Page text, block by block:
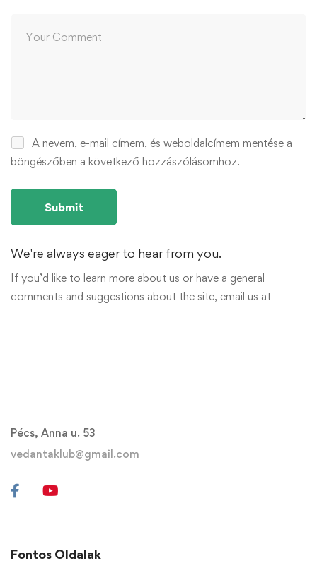
A nevem, e-mail címem, és weboldalcímem mentése a
böngészőben a következő hozzászólásomhoz.
We're always eager to hear from you.
If you’d like to learn more about us or have a general
comments and suggestions about the site, email us at
Pécs, Anna u. 53
vedantaklub@gmail.com
Fontos Oldalak